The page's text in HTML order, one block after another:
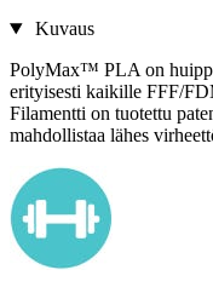
Kuvaus
PolyMax™ PLA on
erityisesti kaikille FFF/
Filamentti on tuotettu
mahdollistaa lähes